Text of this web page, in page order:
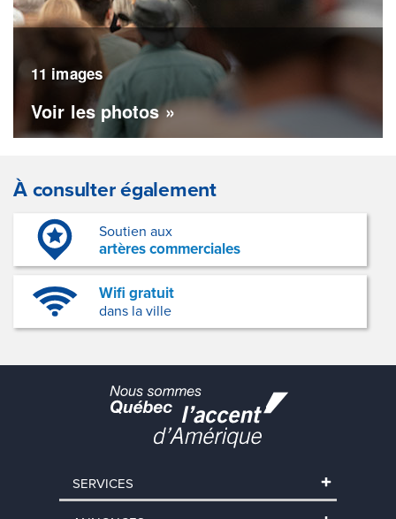
11 images
Voir les photos »
À consulter également
Soutien aux
artères commerciales
Wifi gratuit
dans la ville
SERVICES